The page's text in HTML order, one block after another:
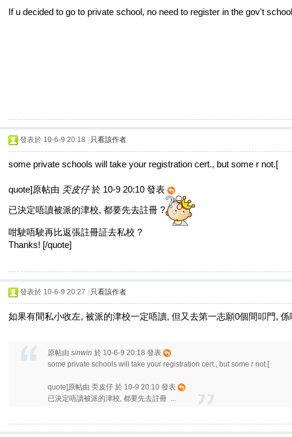
If u decided to go to private school, no need to register in the gov't
發表於 10-6-9 20:18 只看該作者
some private schools will take your registration cert., but some r not.[
quote]原帖由 奀皮仔於 10-9 20:10 發表
已決定唔讀被派的津校, 都要先去註冊 ?
咁駛唔駛再比返張註冊証去私校 ?
Thanks! [/quote]
發表於 10-6-9 20:27 只看該作者
如果有間私小收左, 被派的津校一定唔讀, 但又去第一志願0個間叩門,
原帖由 sinwin 於 10-6-9 20:18 發表
some private schools will take your registration cert., but some r not.[
quote]原帖由 奀皮仔 於 10-9 20:10 發表
已決定唔讀被派的津校, 都要先去註冊 ...